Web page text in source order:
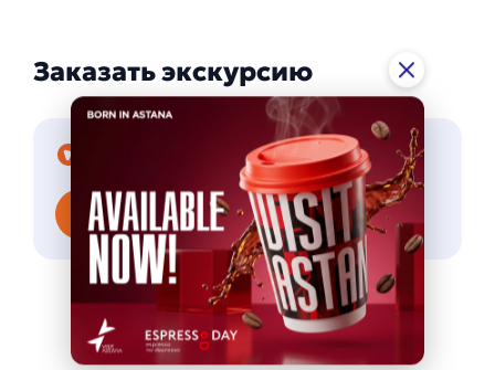
Заказать экскурсию
Подать заявку